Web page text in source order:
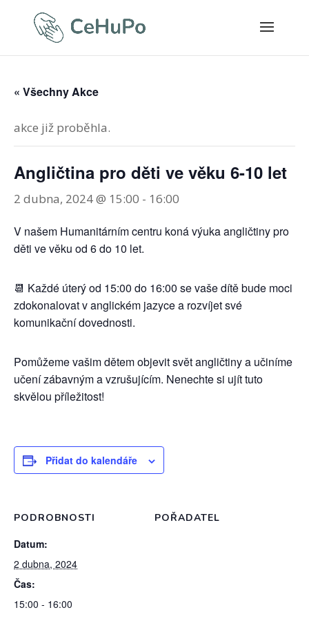
« Všechny Akce
akce již proběhla.
Angličtina pro děti ve věku 6-10 let
2 dubna, 2024 @ 15:00 - 16:00
V našem Humanitárním centru koná výuka angličtiny pro
děti ve věku od 6 do 10 let.
📆 Každé úterý od 15:00 do 16:00 se vaše dítě bude moci
zdokonalovat v anglickém jazyce a rozvíjet své
komunikační dovednosti.
Pomůžeme vašim dětem objevit svět angličtiny a učiníme
učení zábavným a vzrušujícím. Nenechte si ujít tuto
skvělou příležitost!
Přidat do kalendáře
PODROBNOSTI
Datum:
2 dubna, 2024
Čas:
15:00 - 16:00
POŘADATEL